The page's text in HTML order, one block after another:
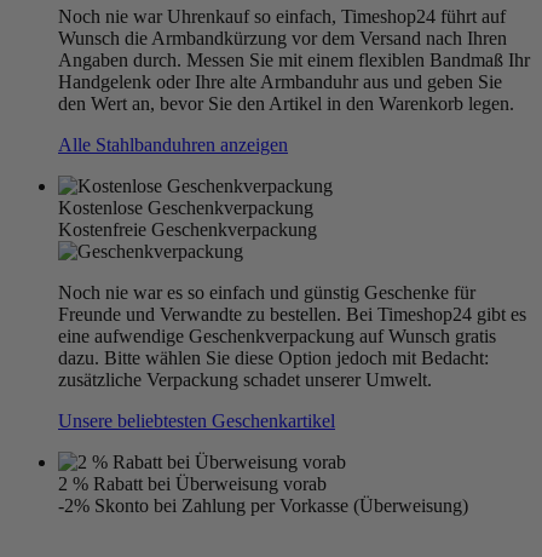
Noch nie war Uhrenkauf so einfach, Timeshop24 führt auf
Wunsch die Armbandkürzung vor dem Versand nach Ihren
Angaben durch. Messen Sie mit einem flexiblen Bandmaß Ihr
Handgelenk oder Ihre alte Armbanduhr aus und geben Sie
den Wert an, bevor Sie den Artikel in den Warenkorb legen.
Alle Stahlbanduhren anzeigen
Kostenlose Geschenkverpackung
Kostenfreie Geschenkverpackung
Noch nie war es so einfach und günstig Geschenke für
Freunde und Verwandte zu bestellen. Bei Timeshop24 gibt es
eine aufwendige Geschenkverpackung auf Wunsch gratis
dazu. Bitte wählen Sie diese Option jedoch mit Bedacht:
zusätzliche Verpackung schadet unserer Umwelt.
Unsere beliebtesten Geschenkartikel
2 % Rabatt bei Überweisung vorab
-2% Skonto bei Zahlung per Vorkasse (Überweisung)